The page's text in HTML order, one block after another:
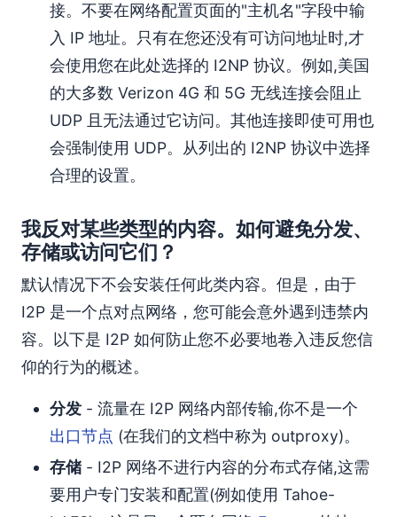
接。不要在网络配置页面的"主机名"字段中输
入 IP 地址。只有在您还没有可访问地址时,才
会使用您在此处选择的 I2NP 协议。例如,美国
的大多数 Verizon 4G 和 5G 无线连接会阻止
UDP 且无法通过它访问。其他连接即使可用也
会强制使用 UDP。从列出的 I2NP 协议中选择
合理的设置。
我反对某些类型的内容。如何避免分发、
存储或访问它们？
默认情况下不会安装任何此类内容。但是，由于
I2P 是一个点对点网络，您可能会意外遇到违禁内
容。以下是 I2P 如何防止您不必要地卷入违反您信
仰的行为的概述。
分发 - 流量在 I2P 网络内部传输,你不是一个
出口节点 (在我们的文档中称为 outproxy)。
存储 - I2P 网络不进行内容的分布式存储,这需
要用户专门安装和配置(例如使用 Tahoe-